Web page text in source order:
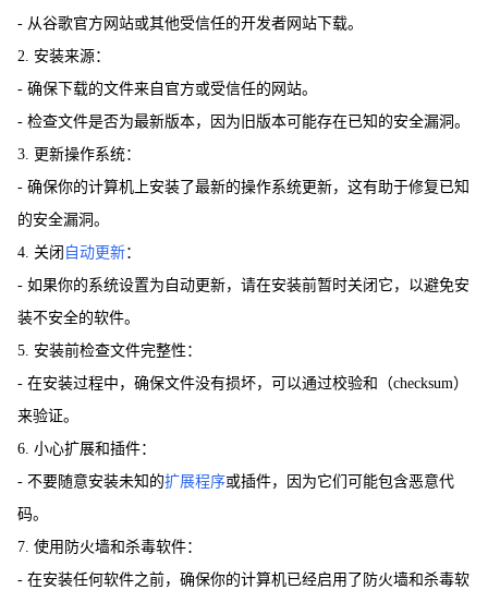
- 从谷歌官方网站或其他受信任的开发者网站下载。
2. 安装来源：
- 确保下载的文件来自官方或受信任的网站。
- 检查文件是否为最新版本，因为旧版本可能存在已知的安全漏洞。
3. 更新操作系统：
- 确保你的计算机上安装了最新的操作系统更新，这有助于修复已知
的安全漏洞。
4. 关闭 自动更新：
- 如果你的系统设置为自动更新，请在安装前暂时关闭它，以避免安
装不安全的软件。
5. 安装前检查文件完整性：
- 在安装过程中，确保文件没有损坏，可以通过校验和（checksum）
来验证。
6. 小心扩展和插件：
- 不要随意安装未知的扩展程序或插件，因为它们可能包含恶意代
码。
7. 使用防火墙和杀毒软件：
- 在安装任何软件之前，确保你的计算机已经启用了防火墙和杀毒软